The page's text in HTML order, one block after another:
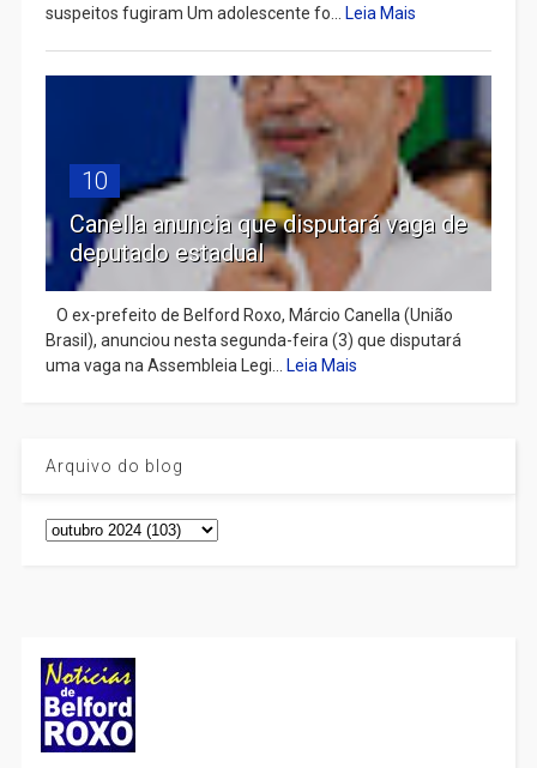
suspeitos fugiram Um adolescente fo... Leia Mais
10
Canella anuncia que disputará vaga de
deputado estadual
​ O ex-prefeito de Belford Roxo, Márcio Canella (União
Brasil), anunciou nesta segunda-feira (3) que disputará
uma vaga na Assembleia Legi... Leia Mais
Arquivo do blog